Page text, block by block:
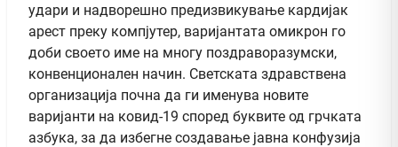
удари и надворешно предизвикување кардијак
арест преку компјутер, варијантата омикрон го
доби своето име на многу поздраворазумски,
конвенционален начин. Светската здравствена
организација почна да ги именува новите
варијанти на ковид-19 според буквите од грчката
азбука, за да избегне создавање јавна конфузија